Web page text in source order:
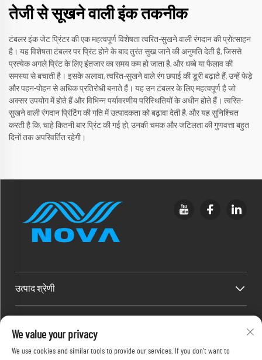
तेजी से सूखने वाली इंक तकनीक
टंबलर इंक जेट प्रिंटर की एक महत्वपूर्ण विशेषता त्वरित-सुखने वाली रंगदान की प्रोत्साहन
है। यह विशेषता टंबलर पर प्रिंट होने के बाद तुरंत सुख जाने की अनुमति देती है, जिससे
प्रत्येक अगले प्रिंट के लिए इंतजार का समय कम हो जाता है, और धब्बे या फैलाव की
समस्या से बचाती है। इसके अलावा, त्वरित-सुखने वाले रंग छपाई की डूरी बढ़ाते हैं, उन्हें फेड़े
और पहन-पोहन से अधिक प्रतिरोधी बनाते हैं। यह उन टंबलर के लिए महत्वपूर्ण है जो
अक्सर उपयोग में होते हैं और विभिन्न पर्यावरणीय परिस्थितियों के अधीन होते हैं। त्वरित-
सुखने वाली रंगदान प्रिंटिंग की गति में उत्पादकता को बढ़ावा देती है, और यह सुनिश्चित
करती है कि, चाहे कितनी बार प्रिंट की गई हो, उनकी चमक और जटिलता की गुणवत्ता बहुत
दिनों तक अपरिवर्तित रहेगी।
उत्पाद श्रेणी
संपर्क जानकारी
We value your privacy
We use cookies and similar tools to provide our services. If you don't want to